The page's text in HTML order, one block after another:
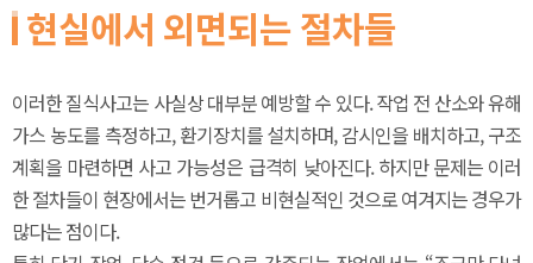
현실에서 외면되는 절차들
이러한 질식사고는 사실상 대부분 예방할 수 있다. 작업 전 산소와 유해
가스 농도를 측정하고, 환기장치를 설치하며, 감시인을 배치하고, 구조
계획을 마련하면 사고 가능성은 급격히 낮아진다. 하지만 문제는 이러
한 절차들이 현장에서는 번거롭고 비현실적인 것으로 여겨지는 경우가
많다는 점이다.